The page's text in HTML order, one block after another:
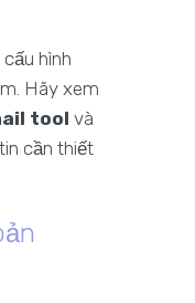
hình
Hãy xem
tool và
cần thiết